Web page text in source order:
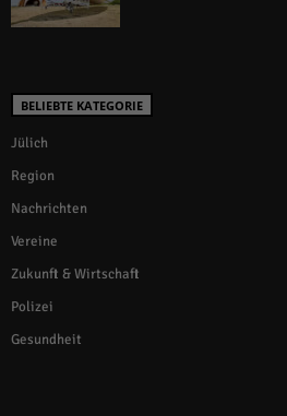
BELIEBTE KATEGORIE
Jülich
Region
Nachrichten
Vereine
Zukunft & Wirtschaft
Polizei
Gesundheit